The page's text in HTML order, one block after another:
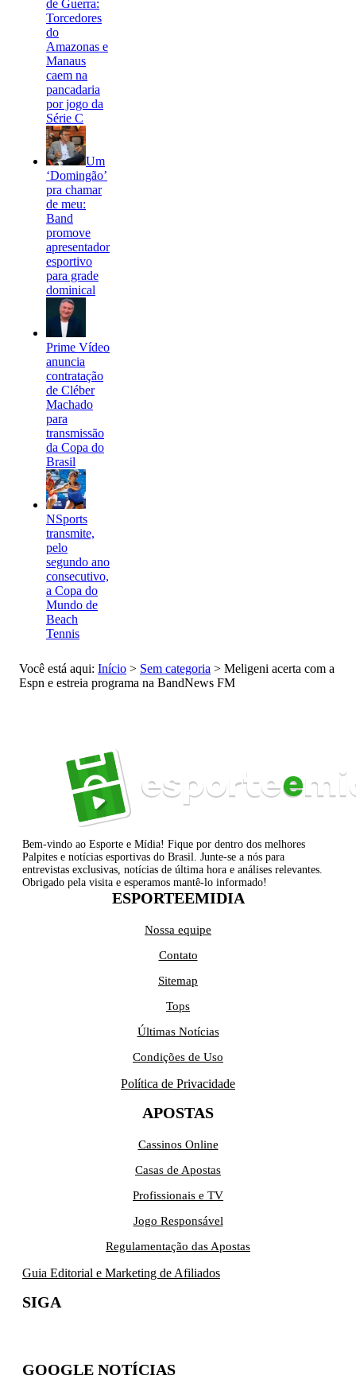
de Guerra:
Torcedores
do
Amazonas e
Manaus
caem na
pancadaria
por jogo da
Série C
Um
‘Domingão’
pra chamar
de meu:
Band
promove
apresentador
esportivo
para grade
dominical
Prime Vídeo
anuncia
contratação
de Cléber
Machado
para
transmissão
da Copa do
Brasil
NSports
transmite,
pelo
segundo ano
consecutivo,
a Copa do
Mundo de
Beach
Tennis
Você está aqui: Início > Sem categoria > Meligeni acerta com a
Espn e estreia programa na BandNews FM
Bem-vindo ao Esporte e Mídia! Fique por dentro dos melhores
Palpites e notícias esportivas do Brasil. Junte-se a nós para
entrevistas exclusivas, notícias de última hora e análises relevantes.
Obrigado pela visita e esperamos mantê-lo informado!
ESPORTEEMIDIA
Nossa equipe
Contato
Sitemap
Tops
Últimas Notícias
Condições de Uso
Política de Privacidade
APOSTAS
Cassinos Online
Casas de Apostas
Profissionais e TV
Jogo Responsável
Regulamentação das Apostas
Guia Editorial e Marketing de Afiliados
SIGA
GOOGLE NOTÍCIAS